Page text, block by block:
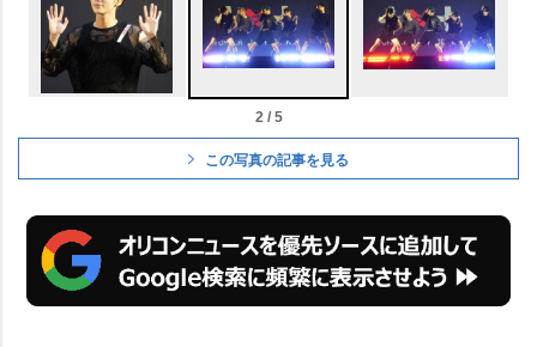
2 / 5
この写真の記事を見る